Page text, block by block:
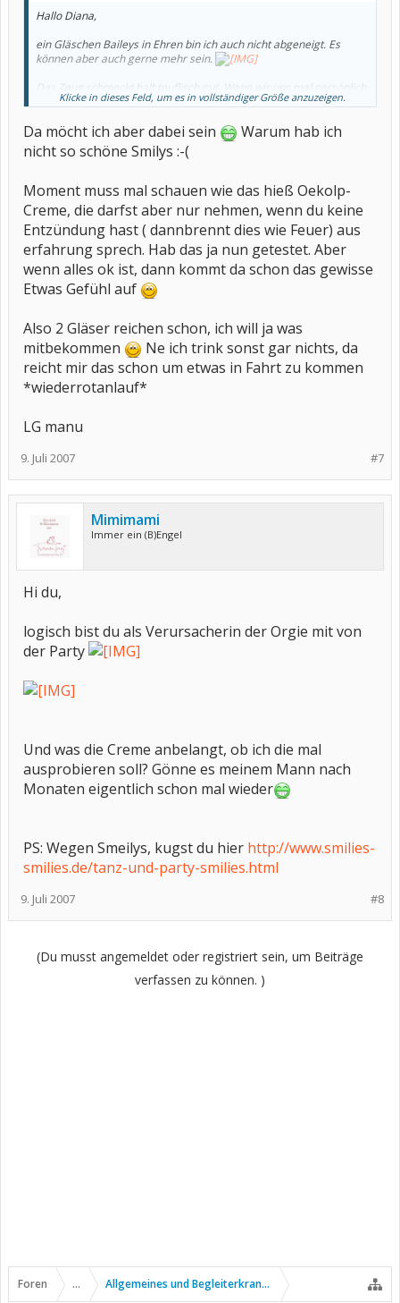
Hallo Diana,
ein Gläschen Baileys in Ehren bin ich auch nicht abgeneigt. Es
können aber auch gerne mehr sein.
Das Zeug schmeckt halt teuflisch gut. Wenn wir uns mal persönlich
sehen, dann werden wir uns das Zeug mal zu Leibe führen.
Klicke in dieses Feld, um es in vollständiger Größe anzuzeigen.
Da möcht ich aber dabei sein
Warum hab ich
nicht so schöne Smilys :-(
Moment muss mal schauen wie das hieß Oekolp-
Creme, die darfst aber nur nehmen, wenn du keine
Entzündung hast ( dannbrennt dies wie Feuer) aus
erfahrung sprech. Hab das ja nun getestet. Aber
wenn alles ok ist, dann kommt da schon das gewisse
Etwas Gefühl auf
Also 2 Gläser reichen schon, ich will ja was
mitbekommen
Ne ich trink sonst gar nichts, da
reicht mir das schon um etwas in Fahrt zu kommen
*wiederrotanlauf*
LG manu
#7
9. Juli 2007
Mimimami
Immer ein (B)Engel
Hi du,
logisch bist du als Verursacherin der Orgie mit von
der Party
Und was die Creme anbelangt, ob ich die mal
ausprobieren soll? Gönne es meinem Mann nach
Monaten eigentlich schon mal wieder
PS: Wegen Smeilys, kugst du hier http://www.smilies-
smilies.de/tanz-und-party-smilies.html
#8
9. Juli 2007
(Du musst angemeldet oder registriert sein, um Beiträge
verfassen zu können. )
Foren ... Allgemeines und Begleiterkrankungen